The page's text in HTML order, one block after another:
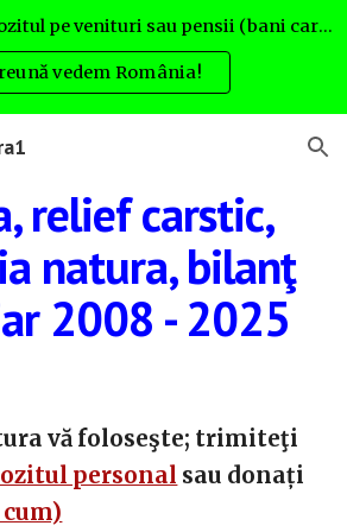
Donați 3,5% din impozitul pe venituri sau pensii (bani care altfel nu rămân la Dvs.) pentru România natura. Uite cum:
vedem România!
relief carstic,
natura, bilanţ
2008 - 2025
vă foloseşte; trimiteţi
personal sau donați